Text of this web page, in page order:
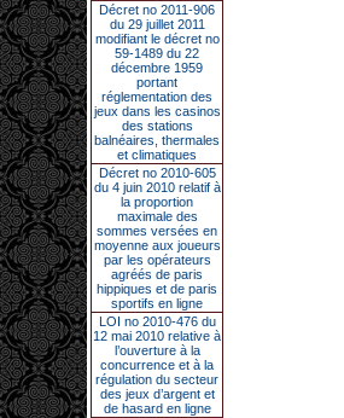
Décret no 2011-906
du 29 juillet 2011
modifiant le décret no
59-1489 du 22
décembre 1959
portant
réglementation des
jeux dans les casinos
des stations
balnéaires, thermales
et climatiques
Décret no 2010-605
du 4 juin 2010 relatif à
la proportion
maximale des
sommes versées en
moyenne aux joueurs
par les opérateurs
agréés de paris
hippiques et de paris
sportifs en ligne
LOI no 2010-476 du
12 mai 2010 relative à
l’ouverture à la
concurrence et à la
régulation du secteur
des jeux d’argent et
de hasard en ligne